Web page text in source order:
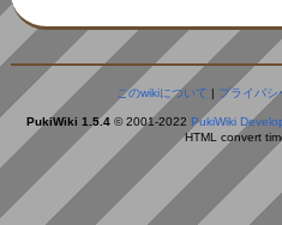
このwikiについて | プライバシ
PukiWiki 1.5.4 © 2001-2022 PukiWiki
HTML convert